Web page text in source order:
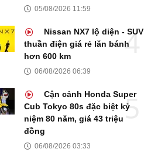
05/08/2026 11:59
Nissan NX7 lộ diện - SUV
thuần điện giá rẻ lăn bánh
hơn 600 km
06/08/2026 06:39
Cận cảnh Honda Super
Cub Tokyo 80s đặc biệt kỷ
niệm 80 năm, giá 43 triệu
đồng
06/08/2026 03:33